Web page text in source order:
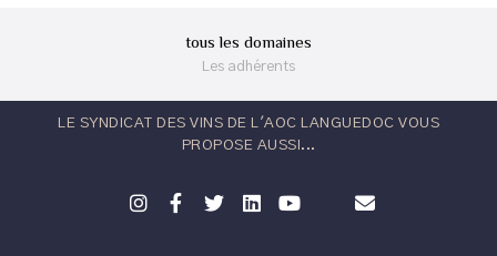
tous les domaines
Les adhérents
LE SYNDICAT DES VINS DE L'AOC LANGUEDOC VOUS
PROPOSE AUSSI...